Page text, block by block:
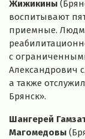
Жижикины
воспитывают
приемные.
с
Александрович
а также
Брянск».
Шангерей
Магомедовы